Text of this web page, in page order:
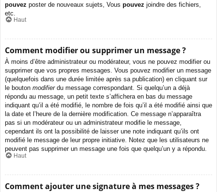
pouvez poster de nouveaux sujets, Vous pouvez joindre des fichiers,
etc.
Haut
Comment modifier ou supprimer un message ?
À moins d’être administrateur ou modérateur, vous ne pouvez modifier ou
supprimer que vos propres messages. Vous pouvez modifier un message
(quelquefois dans une durée limitée après sa publication) en cliquant sur
le bouton modifierdu message correspondant. Si quelqu’un a déjà
répondu au message, un petit texte s’affichera en bas du message
indiquant qu’il a été modifié, le nombre de fois qu’il a été modifié ainsi que
la date et l’heure de la dernière modification. Ce message n’apparaîtra
pas si un modérateur ou un administrateur modifie le message,
cependant ils ont la possibilité de laisser une note indiquant qu’ils ont
modifié le message de leur propre initiative. Notez que les utilisateurs ne
peuvent pas supprimer un message une fois que quelqu’un y a répondu.
Haut
Comment ajouter une signature à mes messages ?